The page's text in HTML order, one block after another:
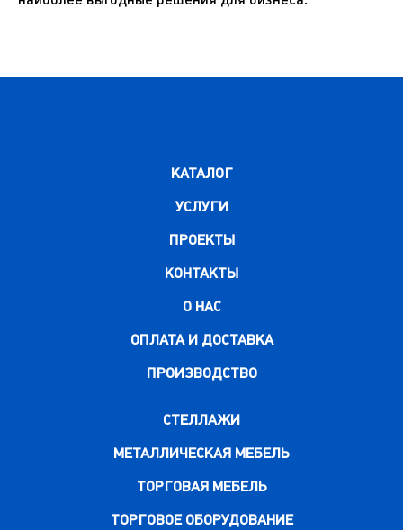
КАТАЛОГ
УСЛУГИ
ПРОЕКТЫ
КОНТАКТЫ
О НАС
ОПЛАТА И ДОСТАВКА
ПРОИЗВОДСТВО
СТЕЛЛАЖИ
МЕТАЛЛИЧЕСКАЯ МЕБЕЛЬ
ТОРГОВАЯ МЕБЕЛЬ
ТОРГОВОЕ ОБОРУДОВАНИЕ